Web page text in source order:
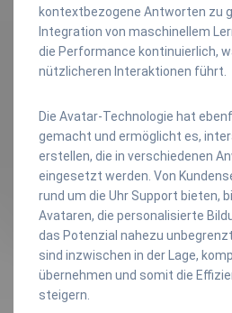
kontextbezogene Antworten zu
Integration von maschinellem
die Performance kontinuierlich,
nützlicheren Interaktionen führt.
Die Avatar-Technologie hat
gemacht und ermöglicht es,
erstellen, die in verschiedenen
eingesetzt werden. Von
rund um die Uhr Support bieten,
Avataren, die personalisierte
das Potenzial nahezu
sind inzwischen in der Lage,
übernehmen und somit die
steigern.